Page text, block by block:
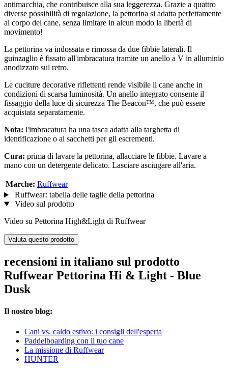
antimacchia, che contribuisce alla sua leggerezza. Grazie a quattro
diverse possibilità di regolazione, la pettorina si adatta perfettamente
al corpo del cane, senza limitare in alcun modo la libertà di
movimento!
La pettorina va indossata e rimossa da due fibbie laterali. Il
guinzaglio è fissato all'imbracatura tramite un anello a V in alluminio
anodizzato sul retro.
Le cuciture decorative riflettenti rende visibile il cane anche in
condizioni di scarsa luminosità. Un anello integrato consente il
fissaggio della luce di sicurezza The Beacon™, che può essere
acquistata separatamente.
Nota: l'imbracatura ha una tasca adatta alla targhetta di
identificazione o ai sacchetti per gli escrementi.
Cura: prima di lavare la pettorina, allacciare le fibbie. Lavare a
mano con un detergente delicato. Lasciare asciugare all'aria.
Marche: Ruffwear
Ruffwear: tabella delle taglie della pettorina
Video sul prodotto
Video su Pettorina High&Light di Ruffwear
Valuta questo prodotto
recensioni in italiano sul prodotto
Ruffwear Pettorina Hi & Light - Blue
Dusk
Il nostro blog:
Cani vs. caldo estivo: i consigli dell'esperta
Paddelboarding con il tuo cane
La missione di Ruffwear
HUNTER